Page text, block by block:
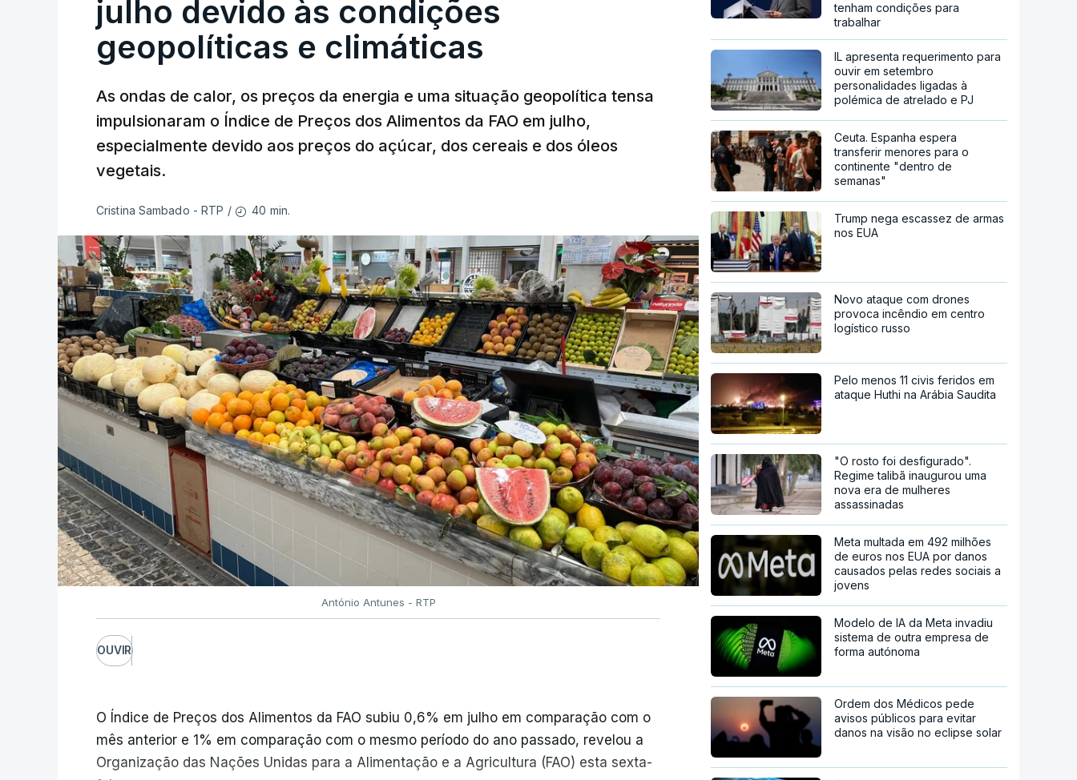
julho devido às condições
geopolíticas e climáticas
As ondas de calor, os preços da energia e uma situação geopolítica tensa
impulsionaram o Índice de Preços dos Alimentos da FAO em julho,
especialmente devido aos preços do açúcar, dos cereais e dos óleos
vegetais.
Cristina Sambado - RTP / 40 min.
António Antunes - RTP
OUVIR
O Índice de Preços dos Alimentos da FAO subiu 0,6% em julho em comparação com o
mês anterior e 1% em comparação com o mesmo período do ano passado, revelou a
Organização das Nações Unidas para a Alimentação e a Agricultura (FAO) esta sexta-
tenham condições para
trabalhar
IL apresenta requerimento para
ouvir em setembro
personalidades ligadas à
polémica de atrelado e PJ
Ceuta. Espanha espera
transferir menores para o
continente "dentro de
semanas"
Trump nega escassez de armas
nos EUA
Novo ataque com drones
provoca incêndio em centro
logístico russo
Pelo menos 11 civis feridos em
ataque Huthi na Arábia Saudita
"O rosto foi desfigurado".
Regime talibã inaugurou uma
nova era de mulheres
assassinadas
Meta multada em 492 milhões
de euros nos EUA por danos
causados pelas redes sociais a
jovens
Modelo de IA da Meta invadiu
sistema de outra empresa de
forma autónoma
Ordem dos Médicos pede
avisos públicos para evitar
danos na visão no eclipse solar